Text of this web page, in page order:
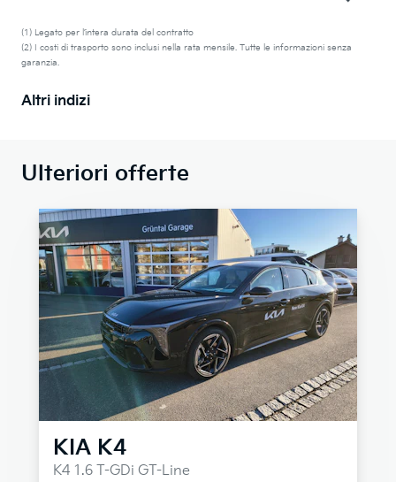
(1) Legato per l’intera durata del contratto
(2) I costi di trasporto sono inclusi nella rata mensile. Tutte le informazioni senza
garanzia.
Altri indizi
Ulteriori offerte
KIA K4
K4 1.6 T-GDi GT-Line